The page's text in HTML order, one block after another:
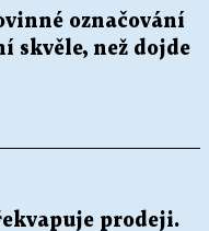
označování
skvěle, než dojde
prodeji.